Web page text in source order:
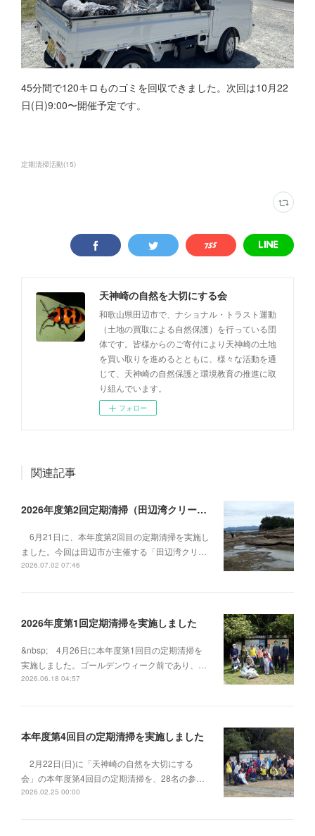
45分間で120キロものゴミを回収できました。次回は10月22
日(日)9:00〜開催予定です。
定期清掃活動(15)
天神崎の自然を大切にする会
和歌山県田辺市で、ナショナル・トラスト運動
（土地の買取による自然保護）を行っている団
体です。皆様からのご寄付により天神崎の土地
を買い取りを進めるとともに、様々な活動を通
じて、天神崎の自然保護と環境教育の推進に取
り組んでいます。
フォロー
関連記事
2026年度第2回定期清掃（田辺湾クリーン作戦）を実施しました
6月21日に、本年度第2回目の定期清掃を実施し
ました。今回は田辺市が主催する「田辺湾クリ…
2026.07.02 07:46
2026年度第1回定期清掃を実施しました
&nbsp; 4月26日に本年度第1回目の定期清掃を
実施しました。ゴールデンウィーク前であり、…
2026.06.18 04:57
本年度第4回目の定期清掃を実施しました
2月22日(日)に「天神崎の自然を大切にする
会」の本年度第4回目の定期清掃を、28名の参…
2026.02.25 00:00